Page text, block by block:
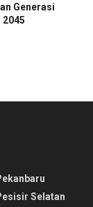
Generasi
Selatan